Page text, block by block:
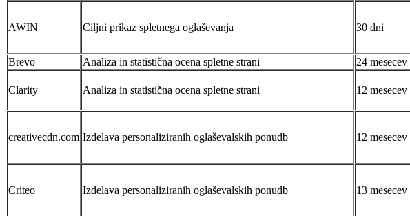
AWIN Ciljni prikaz spletnega oglaševanja 30 dni
Brevo Analiza in statistična ocena spletne strani 24 mesecev
Clarity Analiza in statistična ocena spletne strani 12 mesecev
creativecdn.com Izdelava personaliziranih oglaševalskih ponudb 12 mesecev
Criteo Izdelava personaliziranih oglaševalskih ponudb 13 mesecev